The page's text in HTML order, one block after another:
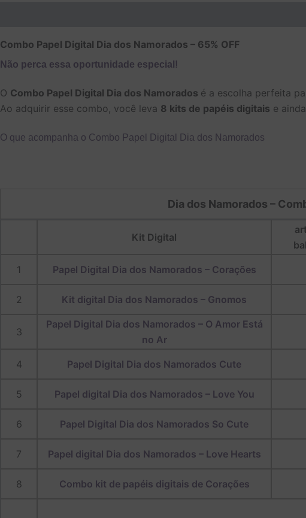
Combo Papel Digital Dia dos Namorados – 65% OFF
Não perca essa oportunidade especial!
O Combo Papel Digital Dia dos Namorados é a escolha perfeita
Ao adquirir esse combo, você leva 8 kits de papéis digitais e
O que acompanha o Combo Papel Digital Dia dos Namorados
Dia dos Namorados –
Kit Digital
1 Papel Digital Dia dos Namorados – Corações
2 Kit digital Dia dos Namorados – Gnomos
3
Papel Digital Dia dos Namorados – O Amor Está
no Ar
4 Papel Digital Dia dos Namorados Cute
5 Papel digital Dia dos Namorados – Love You
6 Papel Digital Dia dos Namorados So Cute
7 Papel digital Dia dos Namorados – Love Hearts
8 Combo kit de papéis digitais de Corações